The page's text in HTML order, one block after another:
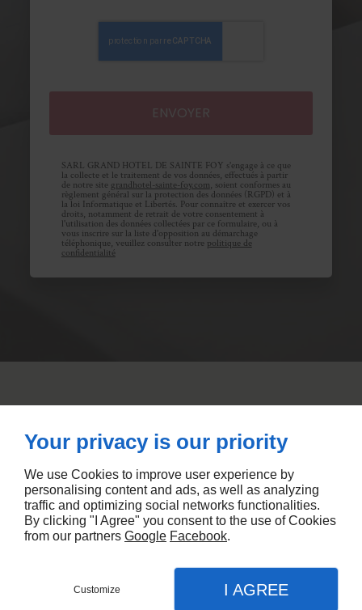
SARL GRAND HOTEL DE SAINTE FOY s'engage à ce que
la collecte et le traitement de vos données, effectués à partir
de notre site grandhotel-sainte-foy.com, soient conformes au
règlement général sur la protection des données (RGPD) et à
la loi Informatique et Libertés. Pour connaître et exercer vos
droits, notamment de retrait de votre consentement à
l'utilisation des données collectées par ce formulaire, ou à
vous inscrire sur la liste d'opposition au démarchage
téléphonique, veuillez consulter notre politique de
confidentialité
Your privacy is our priority
We use Cookies to improve user experience by
personalising content and ads, as well as analyzing
traffic and optimizing social networks functionalities.
By clicking "I Agree" you consent to the use of Cookies
from our partners Google Facebook.
Customize I AGREE